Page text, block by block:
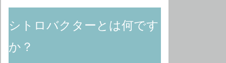
シトロバクターとは何です
か？